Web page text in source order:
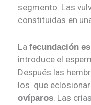
segmento. Las
constituidas en
La fecundación
introduce el
Después las
los que
ovíparos. Las